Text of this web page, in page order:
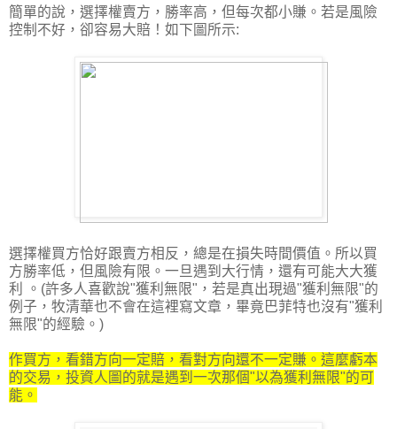
簡單的說，選擇權賣方，勝率高，但每次都小賺。若是風險
控制不好，卻容易大賠！如下圖所示:
選擇權買方恰好跟賣方相反，總是在損失時間價值。所以買
方勝率低，但風險有限。一旦遇到大行情，還有可能大大獲
利 。(許多人喜歡說"獲利無限"，若是真出現過"獲利無限"的
例子，牧清華也不會在這裡寫文章，畢竟巴菲特也沒有"獲利
無限"的經驗。)
作買方，看錯方向一定賠，看對方向還不一定賺。這麼虧本
的交易，投資人圖的就是遇到一次那個"以為獲利無限"的可
能。